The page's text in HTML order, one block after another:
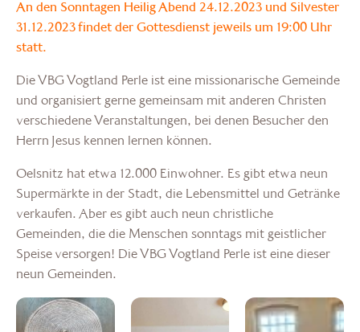
An den Sonntagen Heilig Abend 24.12.2023 und Silvester
31.12.2023 findet der Gottesdienst jeweils um 19:00 Uhr
statt.
Die VBG Vogtland Perle ist eine missionarische Gemeinde
und organisiert gerne gemeinsam mit anderen Christen
verschiedene Veranstaltungen, bei denen Besucher den
Herrn Jesus kennen lernen können.
Oelsnitz hat etwa 12.000 Einwohner. Es gibt etwa neun
Supermärkte in der Stadt, die Lebensmittel und Getränke
verkaufen. Aber es gibt auch neun christliche
Gemeinden, die die Menschen sonntags mit geistlicher
Speise versorgen! Die VBG Vogtland Perle ist eine dieser
neun Gemeinden.